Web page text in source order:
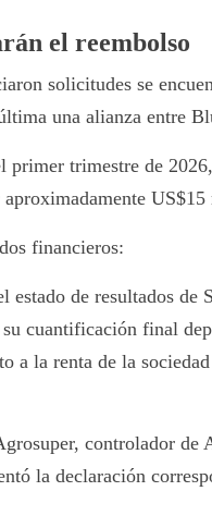
el reembolso
solicitudes se
una alianza entre
primer trimestre de
financieros:
de resultados de
cuantificación final
a la renta de la
controlador de
la declaración